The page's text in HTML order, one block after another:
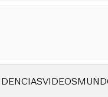
VIDEOS